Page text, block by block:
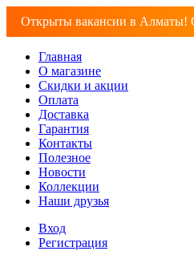
Открыты вакансии в Алматы!
Главная
О магазине
Скидки и акции
Оплата
Доставка
Гарантия
Контакты
Полезное
Новости
Коллекции
Наши друзья
Вход
Регистрация